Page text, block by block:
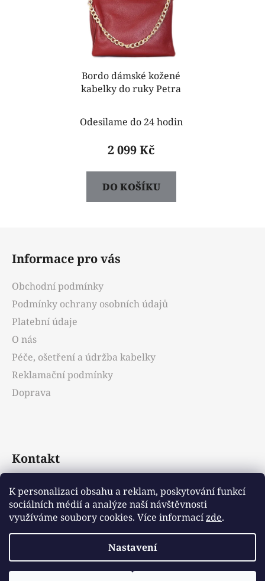
K personalizaci obsahu a reklam, poskytování funkcí
sociálních médií a analýze naší návštěvnosti
využíváme soubory cookies. Více informacízde.
Nastavení
Bordo dámské kožené
kabelky do ruky Petra
Odesilame do 24 hodin
2 099 Kč
DO KOŠÍKU
Informace pro vás
Obchodní podmínky
Podmínky ochrany osobních údajů
Platební údaje
O nás
Péče, ošetření a údržba kabelky
Reklamační podmínky
Doprava
Kontakt
info@emotys.cz
+421903231812
Vytvořil Shoptet